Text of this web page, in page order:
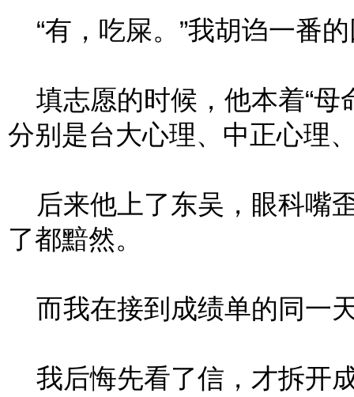
“有，吃屎。”我胡诌一番
填志愿的时候，他本着“母
分别是台大心理、中正心理
后来他上了东吴，眼科嘴
了都黯然。
而我在接到成绩单的同一
我后悔先看了信，才拆开